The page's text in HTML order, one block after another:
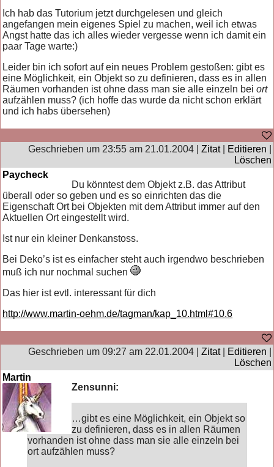
Ich hab das Tutorium jetzt durchgelesen und gleich
angefangen mein eigenes Spiel zu machen, weil ich etwas
Angst hatte das ich alles wieder vergesse wenn ich damit ein
paar Tage warte:)
Leider bin ich sofort auf ein neues Problem gestoßen: gibt es
eine Möglichkeit, ein Objekt so zu definieren, dass es in allen
Räumen vorhanden ist ohne dass man sie alle einzeln beiort
aufzählen muss? (ich hoffe das wurde da nicht schon erklärt
und ich habs übersehen)
Geschrieben um 23:55 am 21.01.2004 | Zitat| Editieren
Löschen
Paycheck
Du könntest dem Objekt z.B. das Attribut
überall oder so geben und es so einrichten das die
Eigenschaft Ort bei Objekten mit dem Attribut immer auf den
Aktuellen Ort eingestellt wird.
Ist nur ein kleiner Denkanstoss.
Bei Deko’s ist es einfacher steht auch irgendwo beschrieben
muß ich nur nochmal suchen
Das hier ist evtl. interessant für dich
http://www.martin-oehm.de/tagman/kap_10.html#10.6
Geschrieben um 09:27 am 22.01.2004 | Zitat| Editieren
Löschen
Martin
Zensunni:
…gibt es eine Möglichkeit, ein Objekt so
zu definieren, dass es in allen Räumen
vorhanden ist ohne dass man sie alle einzeln bei
ort aufzählen muss?